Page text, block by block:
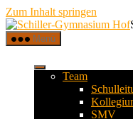
Zum Inhalt springen
Menü
Team
SMV